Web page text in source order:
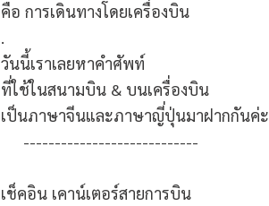
คือ การเดินทางโดยเครื่องบิน
.
วันนี้เราเลยหาคำศัพท์
ที่ใช้ในสนามบิน & บนเครื่องบิน
เป็นภาษาจีนและภาษาญี่ปุ่นมาฝากกันค่ะ
----------------------------
เช็คอิน เคาน์เตอร์สายการบิน